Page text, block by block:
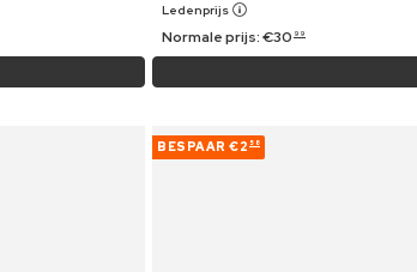
Ledenprijs
Normale prijs:€30 99
BESPAAR €2 58